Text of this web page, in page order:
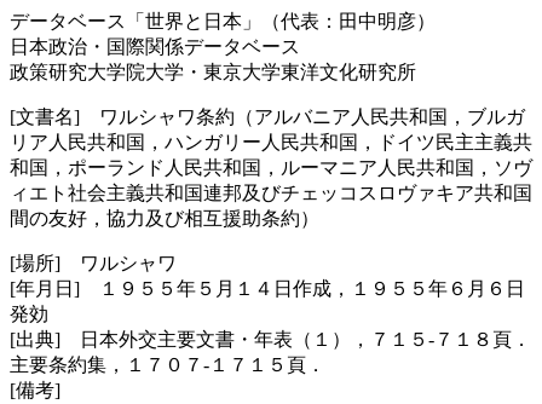
データベース「世界と日本」（代表：田中明彦）
日本政治・国際関係データベース
政策研究大学院大学・東京大学東洋文化研究所
[文書名] ワルシャワ条約（アルバニア人民共和国，ブルガ
リア人民共和国，ハンガリー人民共和国，ドイツ民主主義共
和国，ポーランド人民共和国，ルーマニア人民共和国，ソヴ
ィエト社会主義共和国連邦及びチェッコスロヴァキア共和国
間の友好，協力及び相互援助条約）
[場所] ワルシャワ
[年月日] １９５５年５月１４日作成，１９５５年６月６日
発効
[出典] 日本外交主要文書・年表（１），７１５‐７１８頁．
主要条約集，１７０７‐１７１５頁．
[備考]